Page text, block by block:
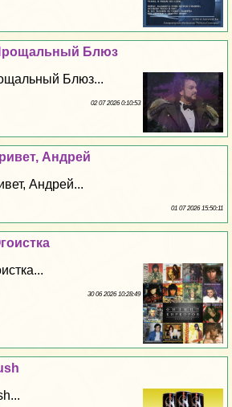
Блюз
Блюз...
02 07 2026 0:10:53
Андрей
Андрей...
01 07 2026 15:50:11
30 06 2026 10:28:49